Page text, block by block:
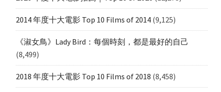
2014 年度十大電影 Top 10 Films of 2014 (9,125)
《淑女鳥》Lady Bird：每個時刻，都是最好的自己
(8,499)
2018 年度十大電影 Top 10 Films of 2018 (8,458)